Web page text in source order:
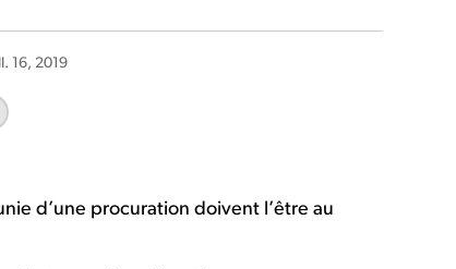
16, 2019
d’une procuration doivent l’être au